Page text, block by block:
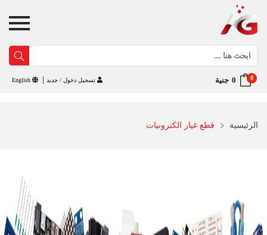
0 جنية تسجيل دخول / جديد
الرئيسية قطع غيار الكترونيات